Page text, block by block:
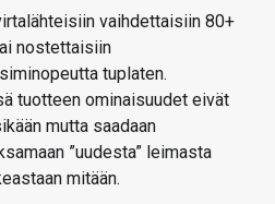
vaihdettaisiin 80+
nostettaisiin
tuplaten.
tuotteen ominaisuudet eivät
mutta saadaan
”uudesta” leimasta
mitään.